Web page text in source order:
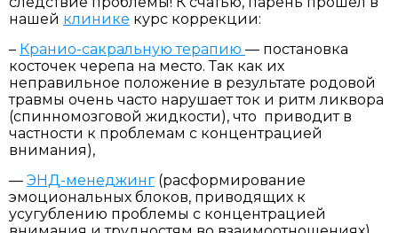
нашей клинике курс коррекции:
– Кранио-сакральную терапию — постановка
косточек черепа на место. Так как их
неправильное положение в результате родовой
травмы очень часто нарушает ток и ритм ликвора
(спинномозговой жидкости), что приводит в
частности к проблемам с концентрацией
внимания),
— ЭНД-менеджинг (расформирование
эмоциональных блоков, приводящих к
усугублению проблемы с концентрацией